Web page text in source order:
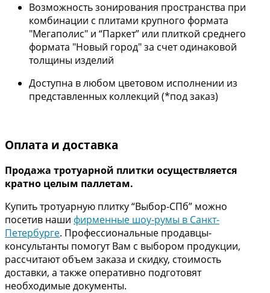
Возможность зонирования пространства при
комбинации с плитами крупного формата
"Мегаполис" и “Паркет” или плиткой среднего
формата "Новый город" за счет одинаковой
толщины изделий
Доступна в любом цветовом исполнении из
представленных коллекций (*под заказ)
Оплата и доставка
Продажа тротуарной плитки осуществляется
кратно целым паллетам.
Купить тротуарную плитку “Выбор-СПб” можно
посетив наши фирменные шоу-румы в Санкт-
Петербурге. Профессиональные продавцы-
консультанты помогут Вам с выбором продукции,
рассчитают объем заказа и скидку, стоимость
доставки, а также оперативно подготовят
необходимые документы.